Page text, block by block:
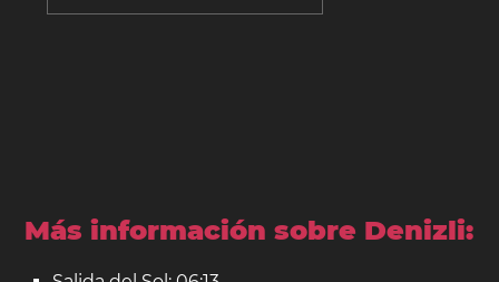
Más información sobre Denizli: